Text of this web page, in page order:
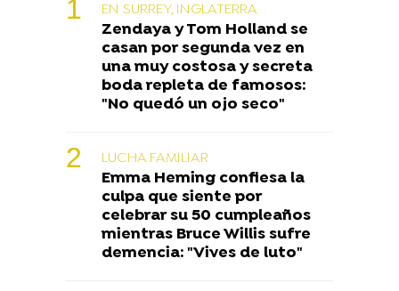
EN SURREY, INGLATERRA
Zendaya y Tom Holland se
casan por segunda vez en
una muy costosa y secreta
boda repleta de famosos:
"No quedó un ojo seco"
LUCHA FAMILIAR
Emma Heming confiesa la
culpa que siente por
celebrar su 50 cumpleaños
mientras Bruce Willis sufre
demencia: "Vives de luto"